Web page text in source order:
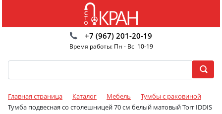
+7 (967) 201-20-19
Время работы: Пн - Вс 10-19
Главная страница Каталог Мебель
Тумбы с раковиной
Тумба подвесная со столешницей 70 см белый матовый Torr IDDIS